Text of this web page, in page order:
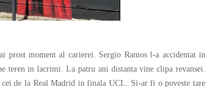
moment al carierei. Sergio Ramos l-a accidentat in
teren in lacrimi. La patru ani distanta vine clipa revansei.
de la Real Madrid in finala UCL. Si-ar fi o poveste tare